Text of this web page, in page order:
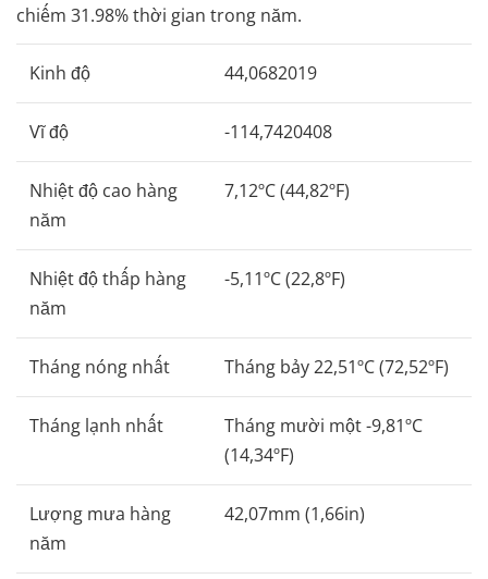
chiếm 31.98% thời gian trong năm.
Kinh độ 44,0682019
Vĩ độ -114,7420408
Nhiệt độ cao hàng
năm
7,12ºC (44,82ºF)
Nhiệt độ thấp hàng
năm
-5,11ºC (22,8ºF)
Tháng nóng nhất Tháng bảy 22,51ºC (72,52ºF)
Tháng lạnh nhất
Tháng mười một -9,81ºC
(14,34ºF)
Lượng mưa hàng
năm
42,07mm (1,66in)